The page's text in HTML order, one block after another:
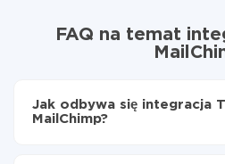
FAQ na temat
Jak odbywa się integracja
MailChimp?